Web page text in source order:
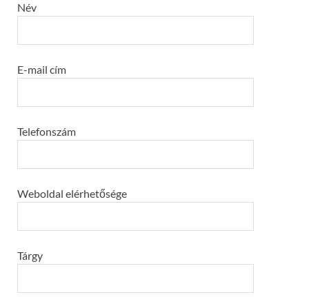
Név
E-mail cím
Telefonszám
Weboldal elérhetősége
Tárgy